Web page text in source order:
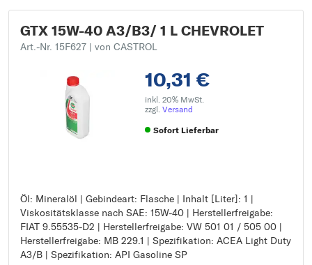
GTX 15W-40 A3/B3/ 1 L CHEVROLET
Art.-Nr. 15F627 | von CASTROL
10,31 €
inkl. 20% MwSt.
zzgl. Versand
Sofort Lieferbar
Öl: Mineralöl | Gebindeart: Flasche | Inhalt [Liter]: 1 |
Viskositätsklasse nach SAE: 15W-40 | Herstellerfreigabe:
FIAT 9.55535-D2 | Herstellerfreigabe: VW 501 01 / 505 00 |
Herstellerfreigabe: MB 229.1 | Spezifikation: ACEA Light Duty
A3/B | Spezifikation: API Gasoline SP
Öl: Mineralöl
Gebindeart: Flasche
Inhalt [Liter]: 1
Viskositätsklasse nach SAE: 15W-40
Herstellerfreigabe: FIAT 9.55535-D2